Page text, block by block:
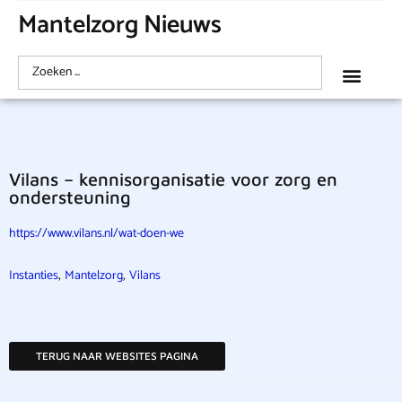
Mantelzorg Nieuws
Vilans – kennisorganisatie voor zorg en
ondersteuning
https://www.vilans.nl/wat-doen-we
Instanties, Mantelzorg, Vilans
TERUG NAAR WEBSITES PAGINA